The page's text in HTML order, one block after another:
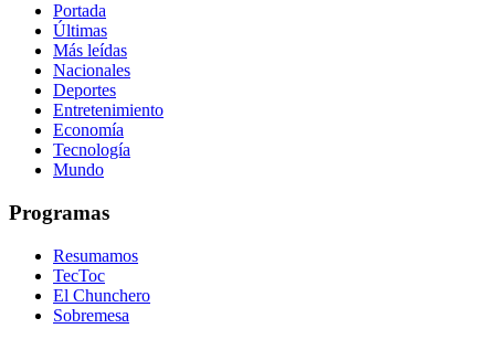
Portada
Últimas
Más leídas
Nacionales
Deportes
Entretenimiento
Economía
Tecnología
Mundo
Programas
Resumamos
TecToc
El Chunchero
Sobremesa